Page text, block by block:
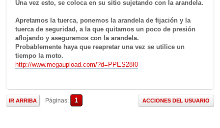
Una vez esto, se coloca en su sitio sujetando con la arandela.
Apretamos la tuerca, ponemos la arandela de fijación y la
tuerca de seguridad, a la que quitamos un poco de presión
aflojando y aseguramos con la arandela.
Probablemente haya que reapretar una vez se utilice un
tiempo la moto.
http://www.megaupload.com/?d=PPES28I0
IR ARRIBA Páginas 1 ACCIONES DEL USUARIO